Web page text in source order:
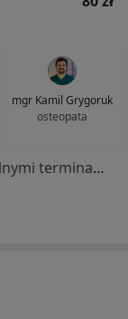
mgr Kamil Grygoruk
osteopata
Brak dostępnych specjalistów z wolnymi terminami w tym centrum medycznym.